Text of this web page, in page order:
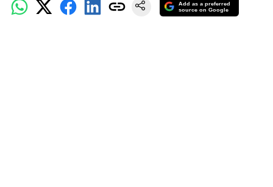
Add as a preferred
source on Google